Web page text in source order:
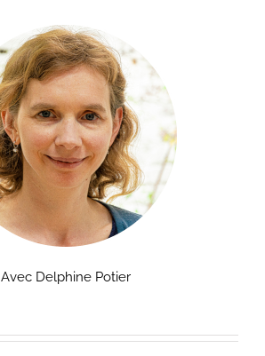
Avec Delphine Potier